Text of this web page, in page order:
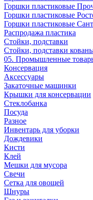
Горшки пластиковые
Горшки пластиковые
Горшки пластиковые
Распродажа пластика
Стойки, подставки
Стойки, подставки
05. Промышленные
Консервация
Аксессуары
Закаточные машинки
Крышки для консервации
Стеклобанка
Посуда
Разное
Инвентарь для уборки
Дождевики
Кисти
Клей
Мешки для мусора
Свечи
Сетка для овощей
Шнуры